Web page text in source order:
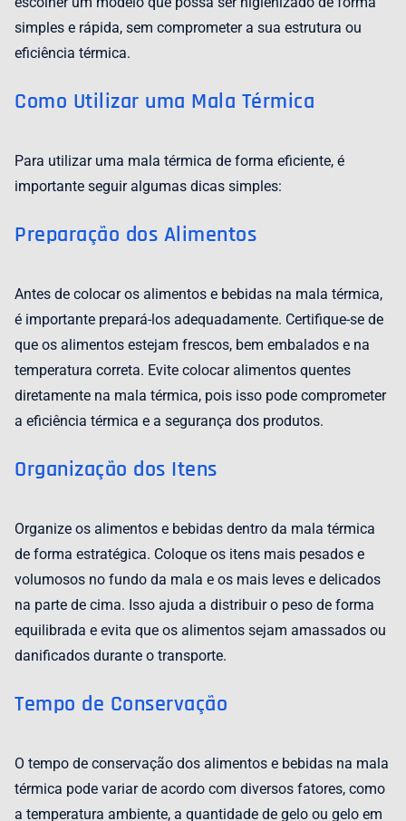
simples e rápida, sem comprometer a sua estrutura ou
eficiência térmica.
Como Utilizar uma Mala Térmica
Para utilizar uma mala térmica de forma eficiente, é
importante seguir algumas dicas simples:
Preparação dos Alimentos
Antes de colocar os alimentos e bebidas na mala térmica,
é importante prepará-los adequadamente. Certifique-se de
que os alimentos estejam frescos, bem embalados e na
temperatura correta. Evite colocar alimentos quentes
diretamente na mala térmica, pois isso pode comprometer
a eficiência térmica e a segurança dos produtos.
Organização dos Itens
Organize os alimentos e bebidas dentro da mala térmica
de forma estratégica. Coloque os itens mais pesados e
volumosos no fundo da mala e os mais leves e delicados
na parte de cima. Isso ajuda a distribuir o peso de forma
equilibrada e evita que os alimentos sejam amassados ou
danificados durante o transporte.
Tempo de Conservação
O tempo de conservação dos alimentos e bebidas na mala
térmica pode variar de acordo com diversos fatores, como
a temperatura ambiente, a quantidade de gelo ou gelo em